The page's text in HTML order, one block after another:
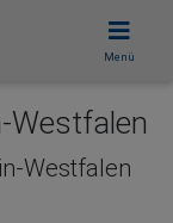
unser
zu
Menü
Westfalen
Westfalen